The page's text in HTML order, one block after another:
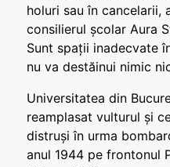
holuri sau în cancelarii,
consilierul școlar Aura
Sunt spații inadecvate
nu va destăinui nimic
Universitatea din
reamplasat vulturul și
distruși în urma
anul 1944 pe frontonul